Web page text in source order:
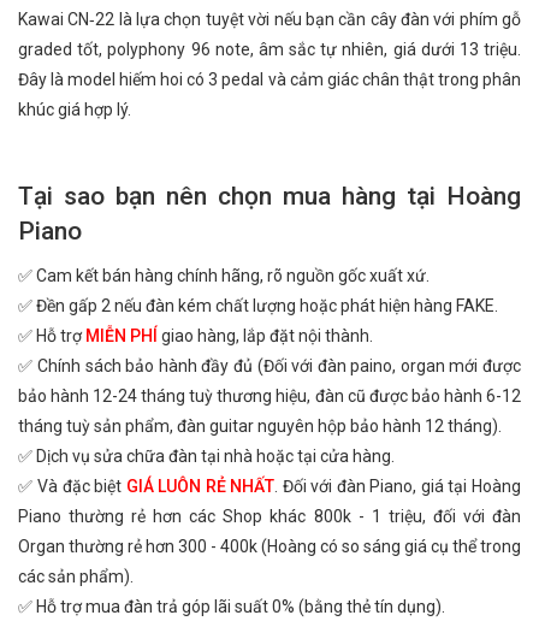
Kawai CN‑22 là lựa chọn tuyệt vời nếu bạn cần cây đàn với phím gỗ
graded tốt, polyphony 96 note, âm sắc tự nhiên, giá dưới 13 triệu.
Đây là model hiếm hoi có 3 pedal và cảm giác chân thật trong phân
khúc giá hợp lý.
Tại sao bạn nên chọn mua hàng tại Hoàng
Piano
✅ Cam kết bán hàng chính hãng, rõ nguồn gốc xuất xứ.
✅ Đền gấp 2 nếu đàn kém chất lượng hoặc phát hiện hàng FAKE.
✅ Hỗ trợ MIỄN PHÍ giao hàng, lắp đặt nội thành.
✅ Chính sách bảo hành đầy đủ (Đối với đàn paino, organ mới được
bảo hành 12-24 tháng tuỳ thương hiệu, đàn cũ được bảo hành 6-12
tháng tuỳ sản phẩm, đàn guitar nguyên hộp bảo hành 12 tháng).
✅ Dịch vụ sửa chữa đàn tại nhà hoặc tại cửa hàng.
✅ Và đặc biệt GIÁ LUÔN RẺ NHẤT . Đối với đàn Piano, giá tại Hoàng
Piano thường rẻ hơn các Shop khác 800k - 1 triệu, đối với đàn
Organ thường rẻ hơn 300 - 400k (Hoàng có so sáng giá cụ thể trong
các sản phẩm).
✅ Hỗ trợ mua đàn trả góp lãi suất 0% (bằng thẻ tín dụng).